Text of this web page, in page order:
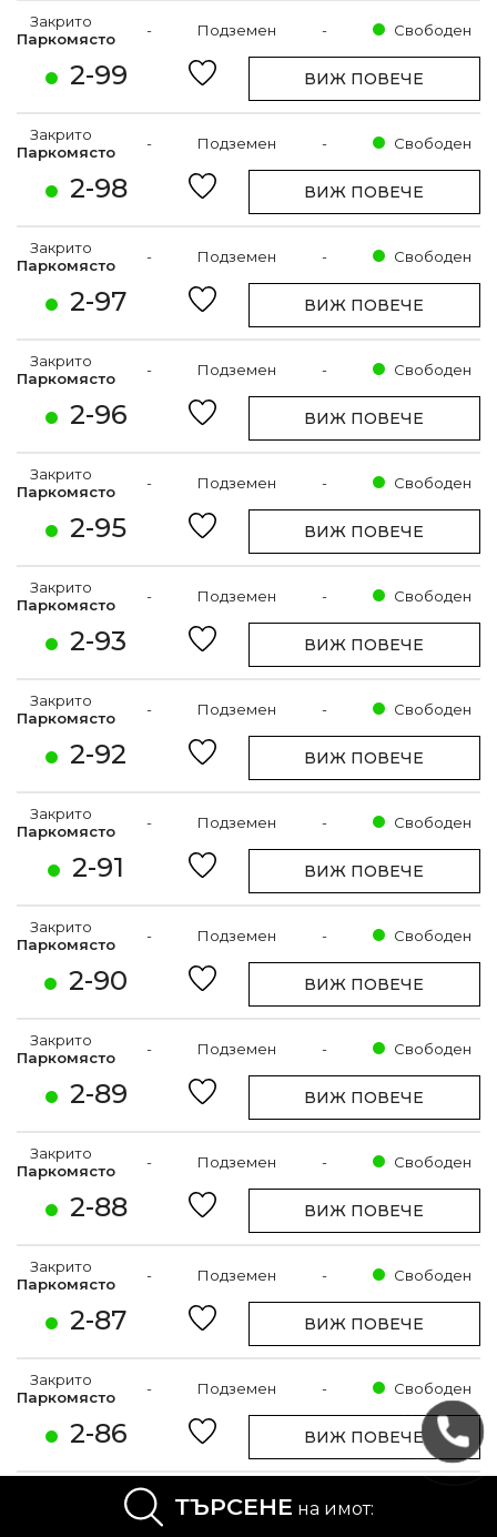
2-99
Закрито
Паркомясто
- Подземен - Свободен
ВИЖ ПОВЕЧЕ
2-98
Закрито
Паркомясто
- Подземен - Свободен
ВИЖ ПОВЕЧЕ
2-97
Закрито
Паркомясто
- Подземен - Свободен
ВИЖ ПОВЕЧЕ
2-96
Закрито
Паркомясто
- Подземен - Свободен
ВИЖ ПОВЕЧЕ
2-95
Закрито
Паркомясто
- Подземен - Свободен
ВИЖ ПОВЕЧЕ
2-93
Закрито
Паркомясто
- Подземен - Свободен
ВИЖ ПОВЕЧЕ
2-92
Закрито
Паркомясто
- Подземен - Свободен
ВИЖ ПОВЕЧЕ
2-91
Закрито
Паркомясто
- Подземен - Свободен
ВИЖ ПОВЕЧЕ
2-90
Закрито
Паркомясто
- Подземен - Свободен
ВИЖ ПОВЕЧЕ
2-89
Закрито
Паркомясто
- Подземен - Свободен
ВИЖ ПОВЕЧЕ
2-88
Закрито
Паркомясто
- Подземен - Свободен
ВИЖ ПОВЕЧЕ
2-87
Закрито
Паркомясто
- Подземен - Свободен
ВИЖ ПОВЕЧЕ
2-86
Закрито
Паркомясто
- Подземен - Свободен
ВИЖ ПОВЕЧЕ
- Подземен -
ТЪРСЕНЕ на имот: